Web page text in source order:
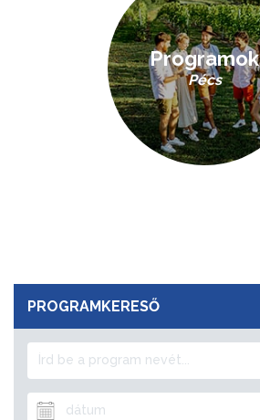
Programok
Pécs
PROGRAMKERESŐ